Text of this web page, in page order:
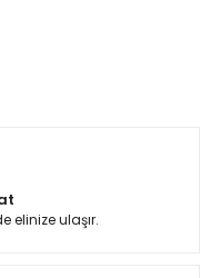
elinize ulaşır.